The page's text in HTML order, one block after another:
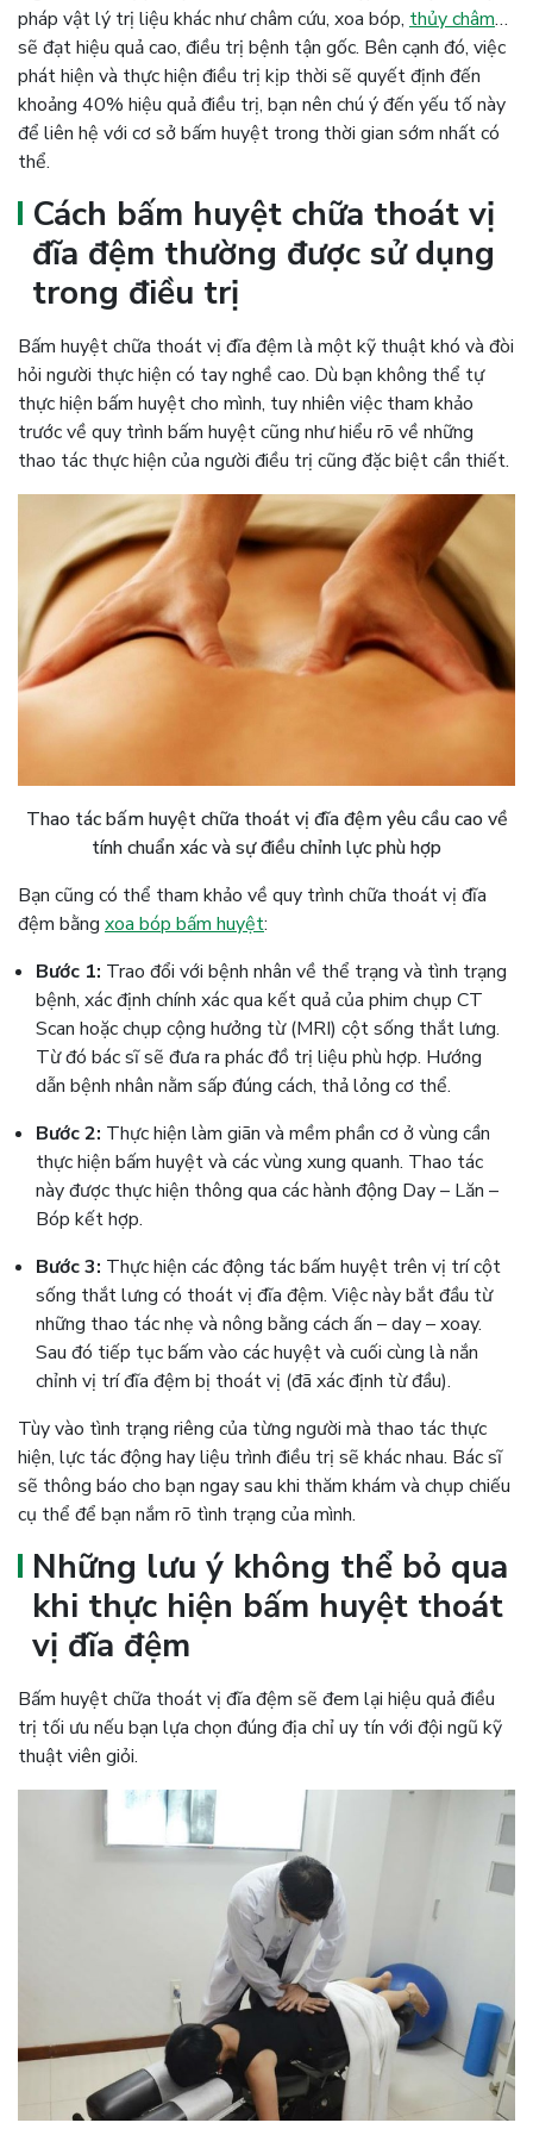
pháp vật lý trị liệu khác như châm cứu, xoa bóp, thủy châm…
sẽ đạt hiệu quả cao, điều trị bệnh tận gốc. Bên cạnh đó, việc
phát hiện và thực hiện điều trị kịp thời sẽ quyết định đến
khoảng 40% hiệu quả điều trị, bạn nên chú ý đến yếu tố này
để liên hệ với cơ sở bấm huyệt trong thời gian sớm nhất có
thể.
Cách bấm huyệt chữa thoát vị
đĩa đệm thường được sử dụng
trong điều trị
Bấm huyệt chữa thoát vị đĩa đệm là một kỹ thuật khó và đòi
hỏi người thực hiện có tay nghề cao. Dù bạn không thể tự
thực hiện bấm huyệt cho mình, tuy nhiên việc tham khảo
trước về quy trình bấm huyệt cũng như hiểu rõ về những
thao tác thực hiện của người điều trị cũng đặc biệt cần thiết.
Thao tác bấm huyệt chữa thoát vị đĩa đệm yêu cầu cao về
tính chuẩn xác và sự điều chỉnh lực phù hợp
Bạn cũng có thể tham khảo về quy trình chữa thoát vị đĩa
đệm bằng xoa bóp bấm huyệt:
Bước 1: Trao đổi với bệnh nhân về thể trạng và tình trạng
bệnh, xác định chính xác qua kết quả của phim chụp CT
Scan hoặc chụp cộng hưởng từ (MRI) cột sống thắt lưng.
Từ đó bác sĩ sẽ đưa ra phác đồ trị liệu phù hợp. Hướng
dẫn bệnh nhân nằm sấp đúng cách, thả lỏng cơ thể.
Bước 2: Thực hiện làm giãn và mềm phần cơ ở vùng cần
thực hiện bấm huyệt và các vùng xung quanh. Thao tác
này được thực hiện thông qua các hành động Day – Lăn –
Bóp kết hợp.
Bước 3: Thực hiện các động tác bấm huyệt trên vị trí cột
sống thắt lưng có thoát vị đĩa đệm. Việc này bắt đầu từ
những thao tác nhẹ và nông bằng cách ấn – day – xoay.
Sau đó tiếp tục bấm vào các huyệt và cuối cùng là nắn
chỉnh vị trí đĩa đệm bị thoát vị (đã xác định từ đầu).
Tùy vào tình trạng riêng của từng người mà thao tác thực
hiện, lực tác động hay liệu trình điều trị sẽ khác nhau. Bác sĩ
sẽ thông báo cho bạn ngay sau khi thăm khám và chụp chiếu
cụ thể để bạn nắm rõ tình trạng của mình.
Những lưu ý không thể bỏ qua
khi thực hiện bấm huyệt thoát
vị đĩa đệm
Bấm huyệt chữa thoát vị đĩa đệm sẽ đem lại hiệu quả điều
trị tối ưu nếu bạn lựa chọn đúng địa chỉ uy tín với đội ngũ kỹ
thuật viên giỏi.